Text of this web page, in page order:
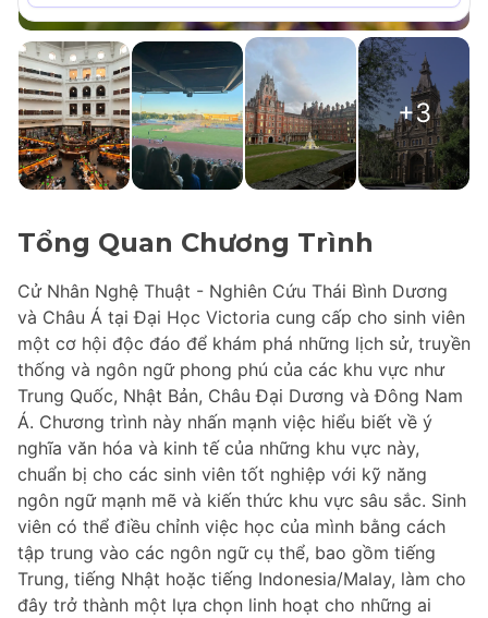
+3
Tổng Quan Chương Trình
Cử Nhân Nghệ Thuật - Nghiên Cứu Thái Bình Dương
và Châu Á tại Đại Học Victoria cung cấp cho sinh viên
một cơ hội độc đáo để khám phá những lịch sử, truyền
thống và ngôn ngữ phong phú của các khu vực như
Trung Quốc, Nhật Bản, Châu Đại Dương và Đông Nam
Á. Chương trình này nhấn mạnh việc hiểu biết về ý
nghĩa văn hóa và kinh tế của những khu vực này,
chuẩn bị cho các sinh viên tốt nghiệp với kỹ năng
ngôn ngữ mạnh mẽ và kiến thức khu vực sâu sắc. Sinh
viên có thể điều chỉnh việc học của mình bằng cách
tập trung vào các ngôn ngữ cụ thể, bao gồm tiếng
Trung, tiếng Nhật hoặc tiếng Indonesia/Malay, làm cho
đây trở thành một lựa chọn linh hoạt cho những ai